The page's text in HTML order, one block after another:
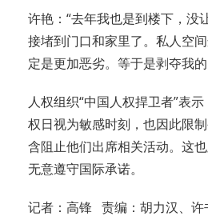
许艳：“去年我也是到楼下，没
接堵到门口和家里了。私人空
定是更加恶劣。等于是剥夺我的
人权组织“中国人权捍卫者”表
权日视为敏感时刻，也因此限
含阻止他们出席相关活动。这
无意遵守国际承诺。
记者：高锋 责编：胡力汉、许